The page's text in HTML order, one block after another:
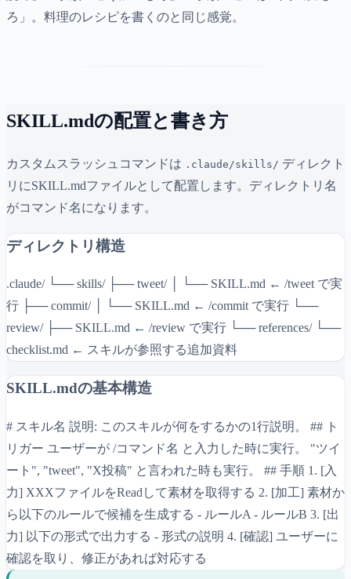
ろ」。料理のレシピを書くのと同じ感覚。
SKILL.mdの配置と書き方
カスタムスラッシュコマンドは .claude/skills/ ディレクト
リにSKILL.mdファイルとして配置します。ディレクトリ名
がコマンド名になります。
ディレクトリ構造
.claude/ └── skills/ ├── tweet/ │ └── SKILL.md ← /tweet で実
行 ├── commit/ │ └── SKILL.md ← /commit で実行 └──
review/ ├── SKILL.md ← /review で実行 └── references/ └──
checklist.md ← スキルが参照する追加資料
SKILL.mdの基本構造
# スキル名 説明: このスキルが何をするかの1行説明。 ## ト
リガー ユーザーが /コマンド名 と入力した時に実行。 "ツイ
ート", "tweet", "X投稿" と言われた時も実行。 ## 手順 1. [入
力] XXXファイルをReadして素材を取得する 2. [加工] 素材か
ら以下のルールで候補を生成する - ルールA - ルールB 3. [出
力] 以下の形式で出力する - 形式の説明 4. [確認] ユーザーに
確認を取り、修正があれば対応する